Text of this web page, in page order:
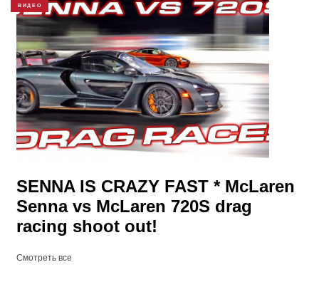
ВИДЕО
SENNA IS CRAZY FAST * McLaren
Senna vs McLaren 720S drag
racing shoot out!
Смотреть все